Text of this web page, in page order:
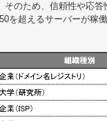
のため、信頼性や応答
を超えるサーバーが稼